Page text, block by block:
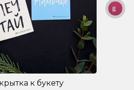
к букету